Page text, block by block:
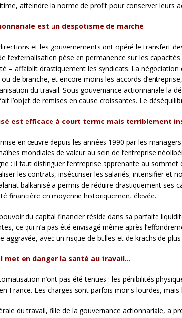
atteindre la norme de profit pour conserver leurs
est un despotisme de marché
et les gouvernements ont opéré le transfert
l’externalisation pèse en permanence sur les
– affaiblit drastiquement les syndicats. La
de branche, et encore moins les accords
du travail. Sous gouvernance actionnariale la
l’objet de remises en cause croissantes. Le
est efficace à court terme mais terriblement
en œuvre depuis les années 1990 par les
mondiales de valeur au sein de l’entreprise
: il faut distinguer l’entreprise apprenante au
les contrats, insécuriser les salariés, intensifier
balkanisé a permis de réduire drastiquement ses
financière en moyenne historiquement élevée.
du capital financier réside dans sa parfaite
ce qui n’a pas été envisagé même après
aggravée, avec un risque de bulles et de krachs de
met en danger la santé au travail…
n’ont pas été tenues : les pénibilités
France. Les charges sont parfois moins lourdes,
du travail, fille de la gouvernance actionnariale, a